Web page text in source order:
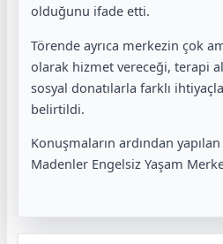
olduğunu ifade etti.
Törende ayrıca merkezin çok
olarak hizmet vereceği, terapi
sosyal donatılarla farklı
belirtildi.
Konuşmaların ardından
Madenler Engelsiz Yaşam